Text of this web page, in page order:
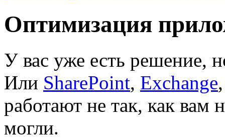
Оптимизация
У вас уже есть решение,
Или SharePoint, Exchange
работают не так, как вам
могли.